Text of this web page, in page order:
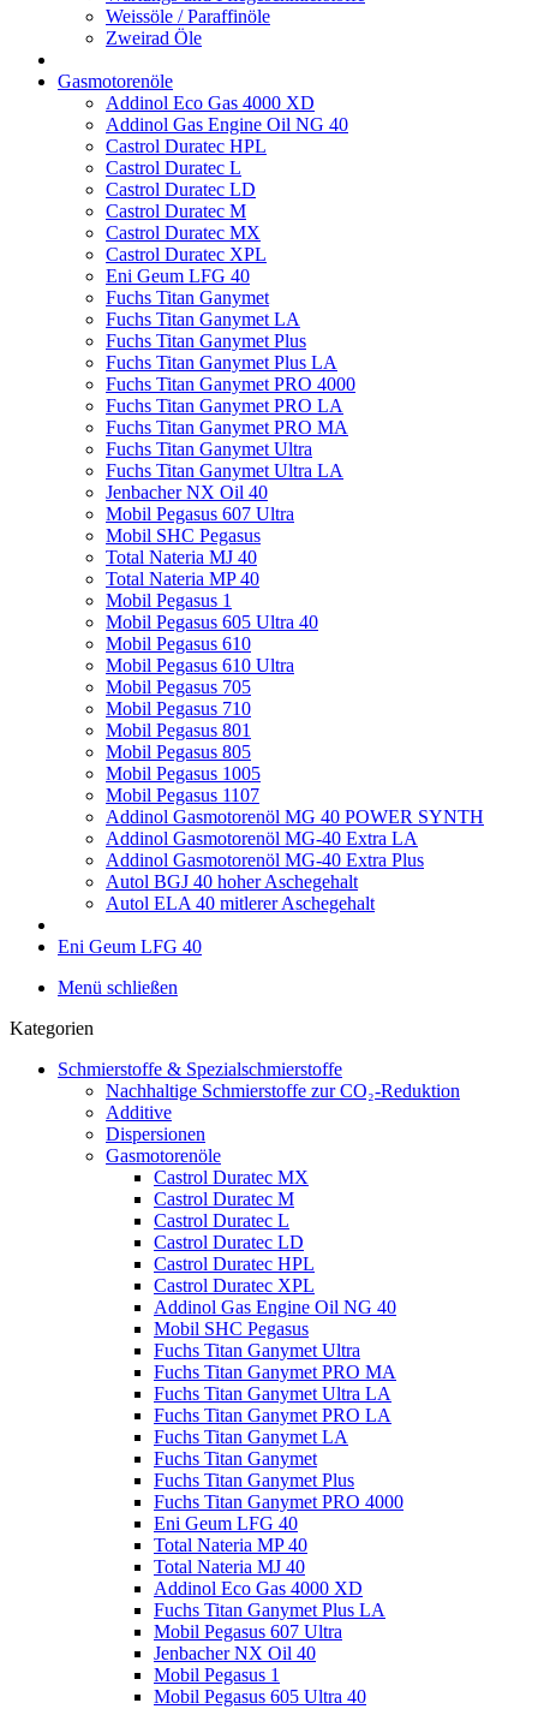
Weissöle / Paraffinöle
Zweirad Öle
Gasmotorenöle
Addinol Eco Gas 4000 XD
Addinol Gas Engine Oil NG 40
Castrol Duratec HPL
Castrol Duratec L
Castrol Duratec LD
Castrol Duratec M
Castrol Duratec MX
Castrol Duratec XPL
Eni Geum LFG 40
Fuchs Titan Ganymet
Fuchs Titan Ganymet LA
Fuchs Titan Ganymet Plus
Fuchs Titan Ganymet Plus LA
Fuchs Titan Ganymet PRO 4000
Fuchs Titan Ganymet PRO LA
Fuchs Titan Ganymet PRO MA
Fuchs Titan Ganymet Ultra
Fuchs Titan Ganymet Ultra LA
Jenbacher NX Oil 40
Mobil Pegasus 607 Ultra
Mobil SHC Pegasus
Total Nateria MJ 40
Total Nateria MP 40
Mobil Pegasus 1
Mobil Pegasus 605 Ultra 40
Mobil Pegasus 610
Mobil Pegasus 610 Ultra
Mobil Pegasus 705
Mobil Pegasus 710
Mobil Pegasus 801
Mobil Pegasus 805
Mobil Pegasus 1005
Mobil Pegasus 1107
Addinol Gasmotorenöl MG 40 POWER SYNTH
Addinol Gasmotorenöl MG-40 Extra LA
Addinol Gasmotorenöl MG-40 Extra Plus
Autol BGJ 40 hoher Aschegehalt
Autol ELA 40 mitlerer Aschegehalt
Eni Geum LFG 40
Menü schließen
Kategorien
Schmierstoffe & Spezialschmierstoffe
Nachhaltige Schmierstoffe zur CO₂-Reduktion
Additive
Dispersionen
Gasmotorenöle
Castrol Duratec MX
Castrol Duratec M
Castrol Duratec L
Castrol Duratec LD
Castrol Duratec HPL
Castrol Duratec XPL
Addinol Gas Engine Oil NG 40
Mobil SHC Pegasus
Fuchs Titan Ganymet Ultra
Fuchs Titan Ganymet PRO MA
Fuchs Titan Ganymet Ultra LA
Fuchs Titan Ganymet PRO LA
Fuchs Titan Ganymet LA
Fuchs Titan Ganymet
Fuchs Titan Ganymet Plus
Fuchs Titan Ganymet PRO 4000
Eni Geum LFG 40
Total Nateria MP 40
Total Nateria MJ 40
Addinol Eco Gas 4000 XD
Fuchs Titan Ganymet Plus LA
Mobil Pegasus 607 Ultra
Jenbacher NX Oil 40
Mobil Pegasus 1
Mobil Pegasus 605 Ultra 40